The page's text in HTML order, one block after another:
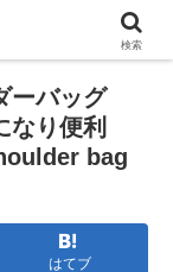
ーバッグ
り便利
bag
はてブ
検索